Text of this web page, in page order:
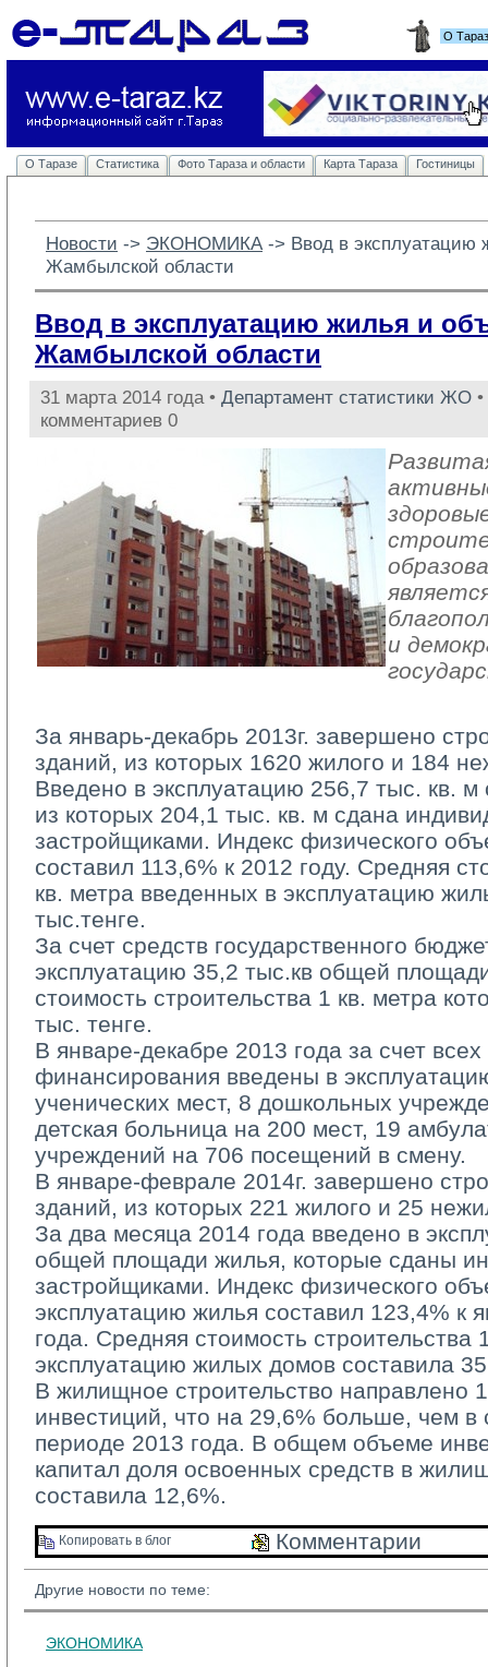
О
О Таразе Статистика Фото Тараза и области Карта Тараза Гостиницы
Новости -> ЭКОНОМИКА -> Ввод в эксплуатацию
Жамбылской области
Ввод в эксплуатацию жилья и
Жамбылской области
31 марта 2014 года • Департамент статистики ЖО
комментариев 0
и
За январь-декабрь 2013г. завершено
зданий, из которых 1620 жилого и 184
Введено в эксплуатацию 256,7 тыс. кв.
из которых 204,1 тыс. кв. м сдана
застройщиками. Индекс физического
составил 113,6% к 2012 году. Средняя
кв. метра введенных в эксплуатацию
тыс.тенге.
За счет средств государственного
эксплуатацию 35,2 тыс.кв общей
стоимость строительства 1 кв. метра
тыс. тенге.
В январе-декабре 2013 года за счет всех
финансирования введены в
ученических мест, 8 дошкольных
детская больница на 200 мест, 19
учреждений на 706 посещений в смену.
В январе-феврале 2014г. завершено
зданий, из которых 221 жилого и 25
За два месяца 2014 года введено в
общей площади жилья, которые сданы
застройщиками. Индекс физического
эксплуатацию жилья составил 123,4%
года. Средняя стоимость строительства
эксплуатацию жилых домов составила
В жилищное строительство направлено
инвестиций, что на 29,6% больше, чем в
периоде 2013 года. В общем объеме
капитал доля освоенных средств в
составила 12,6%.
Копировать в блог Комментарии
Другие новости по теме:
ЭКОНОМИКА